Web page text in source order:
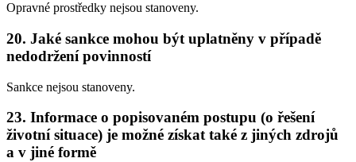
Opravné prostředky nejsou stanoveny.
20. Jaké sankce mohou být uplatněny v případě
nedodržení povinností
Sankce nejsou stanoveny.
23. Informace o popisovaném postupu (o řešení
životní situace) je možné získat také z jiných zdrojů
a v jiné formě